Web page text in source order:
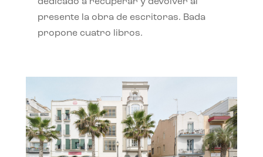
dedicado a recuperar y devolver al
presente la obra de escritoras. Bada
propone cuatro libros.